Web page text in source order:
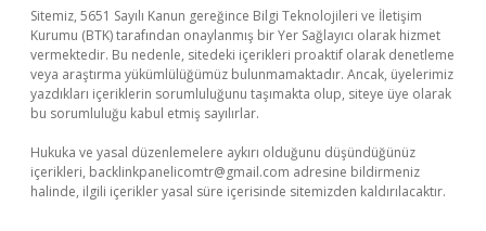
Sitemiz, 5651 Sayılı Kanun gereğince Bilgi Teknolojileri ve İletişim
Kurumu (BTK) tarafından onaylanmış bir Yer Sağlayıcı olarak hizmet
vermektedir. Bu nedenle, sitedeki içerikleri proaktif olarak denetleme
veya araştırma yükümlülüğümüz bulunmamaktadır. Ancak, üyelerimiz
yazdıkları içeriklerin sorumluluğunu taşımakta olup, siteye üye olarak
bu sorumluluğu kabul etmiş sayılırlar.
Hukuka ve yasal düzenlemelere aykırı olduğunu düşündüğünüz
içerikleri, backlinkpanelicomtr@gmail.com adresine bildirmeniz
halinde, ilgili içerikler yasal süre içerisinde sitemizden kaldırılacaktır.